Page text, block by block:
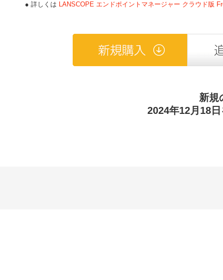
● 詳しくは LANSCOPE エンドポイントマネージャー クラウド版
新規
2024年12月18